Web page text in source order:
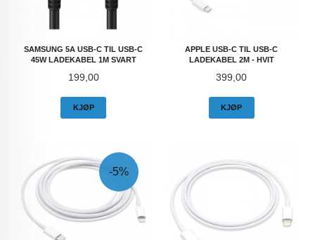
SAMSUNG 5A USB-C TIL USB-C
45W LADEKABEL 1M SVART
Pris
199,00
KJØP
APPLE USB-C TIL USB-C
LADEKABEL 2M - HVIT
Pris
399,00
KJØP
-5%